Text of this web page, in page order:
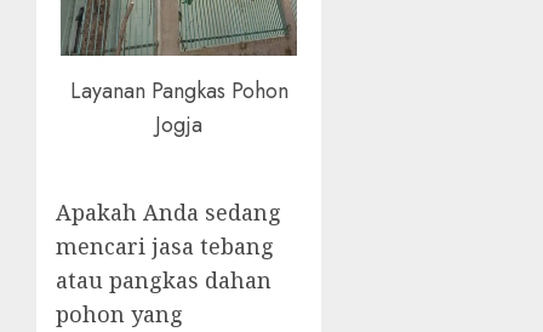
Layanan Pangkas Pohon
Jogja
Apakah Anda sedang
mencari jasa tebang
atau pangkas dahan
pohon yang